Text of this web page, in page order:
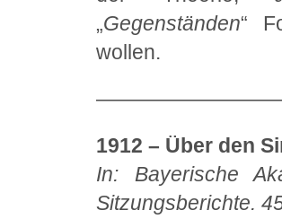
„Gegenständen“
wollen.
1912 – Über den
In: Bayerische
Sitzungsberichte.